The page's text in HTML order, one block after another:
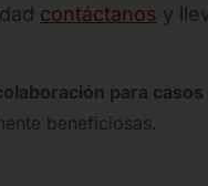
contáctanos y
para
beneficiosas.